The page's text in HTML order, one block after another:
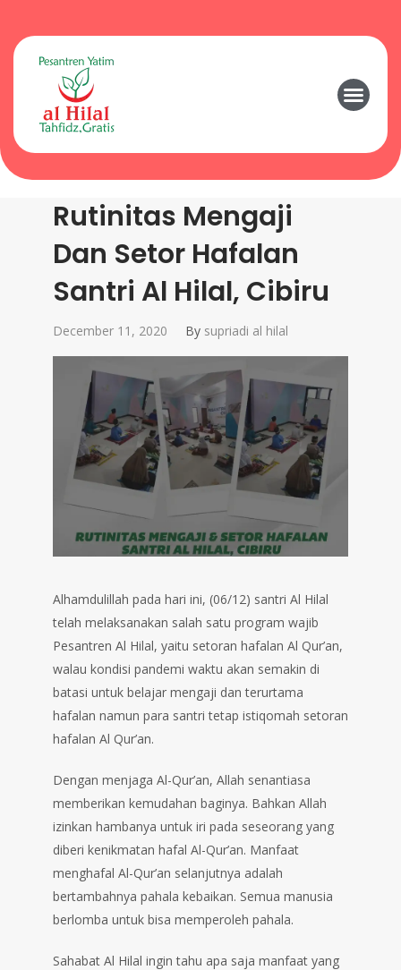
Rutinitas Mengaji
Dan Setor Hafalan
Santri Al Hilal, Cibiru
December 11, 2020 By supriadi al hilal
Alhamdulillah pada hari ini, (06/12) santri Al Hilal
telah melaksanakan salah satu program wajib
Pesantren Al Hilal, yaitu setoran hafalan Al Qur’an,
walau kondisi pandemi waktu akan semakin di
batasi untuk belajar mengaji dan terurtama
hafalan namun para santri tetap istiqomah setoran
hafalan Al Qur’an.
Dengan menjaga Al-Qur’an, Allah senantiasa
memberikan kemudahan baginya. Bahkan Allah
izinkan hambanya untuk iri pada seseorang yang
diberi kenikmatan hafal Al-Qur’an. Manfaat
menghafal Al-Qur’an selanjutnya adalah
bertambahnya pahala kebaikan. Semua manusia
berlomba untuk bisa memperoleh pahala.⁣⁣⁣
Sahabat Al Hilal ingin tahu apa saja manfaat yang